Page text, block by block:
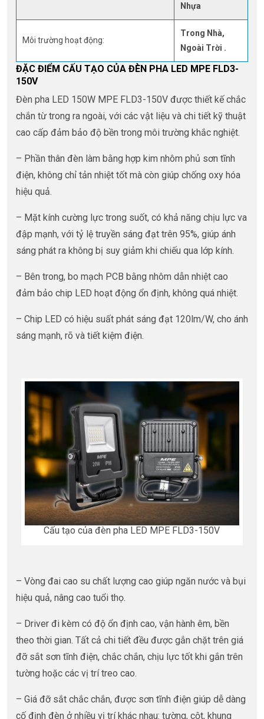
Nhựa
Môi trường hoạt động:
Trong Nhà,
Ngoài Trời .
ĐẶC ĐIỂM CẤU TẠO CỦA ĐÈN PHA LED MPE FLD3-
150V
Đèn pha LED 150W MPE FLD3-150V được thiết kế chắc
chắn từ trong ra ngoài, với các vật liệu và chi tiết kỹ thuật
cao cấp đảm bảo độ bền trong môi trường khắc nghiệt.
– Phần thân đèn làm bằng hợp kim nhôm phủ sơn tĩnh
điện, không chỉ tản nhiệt tốt mà còn giúp chống oxy hóa
hiệu quả.
– Mặt kính cường lực trong suốt, có khả năng chịu lực va
đập mạnh, với tỷ lệ truyền sáng đạt trên 95%, giúp ánh
sáng phát ra không bị suy giảm khi chiếu qua lớp kính.
– Bên trong, bo mạch PCB bằng nhôm dẫn nhiệt cao
đảm bảo chip LED hoạt động ổn định, không quá nhiệt.
– Chip LED có hiệu suất phát sáng đạt 120lm/W, cho ánh
sáng mạnh, rõ và tiết kiệm điện.
Cấu tạo của đèn pha LED MPE FLD3-150V
– Vòng đai cao su chất lượng cao giúp ngăn nước và bụi
hiệu quả, nâng cao tuổi thọ.
– Driver đi kèm có độ ổn định cao, vận hành êm, bền
theo thời gian. Tất cả chi tiết đều được gắn chặt trên giá
đỡ sắt sơn tĩnh điện, chắc chắn, chịu lực tốt khi gắn trên
tường hoặc các vị trí treo cao.
– Giá đỡ sắt chắc chắn, được sơn tĩnh điện giúp dễ dàng
cố định đèn ở nhiều vị trí khác nhau: tường, cột, khung